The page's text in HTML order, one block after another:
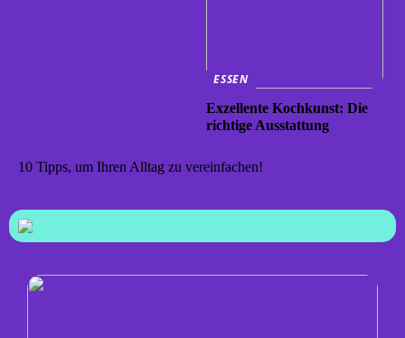
ESSEN
Exzellente Kochkunst: Die
richtige Ausstattung
10 Tipps, um Ihren Alltag zu vereinfachen!